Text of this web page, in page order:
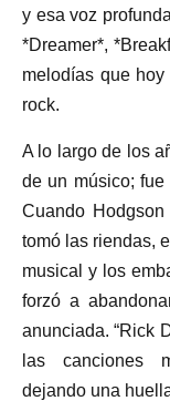
y esa voz
*Dreamer*,
melodías que
rock.
A lo largo de los
de un músico;
Cuando
tomó las riendas,
musical y los
forzó a
anunciada. “Rick
las canciones
dejando una